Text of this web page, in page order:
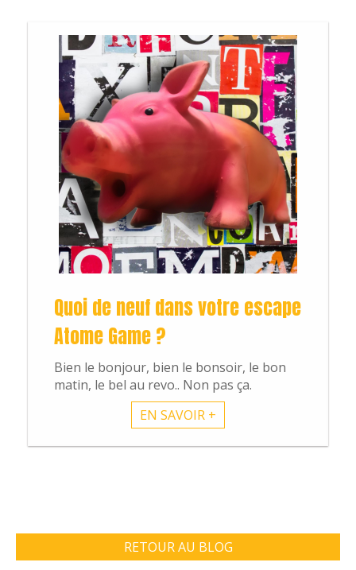
Quoi de neuf dans votre escape
Atome Game ?
Bien le bonjour, bien le bonsoir, le bon
matin, le bel au revo.. Non pas ça.
EN SAVOIR +
RETOUR AU BLOG